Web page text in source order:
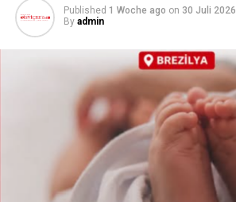
Published 1 Woche ago on 30 Juli 2026
By admin